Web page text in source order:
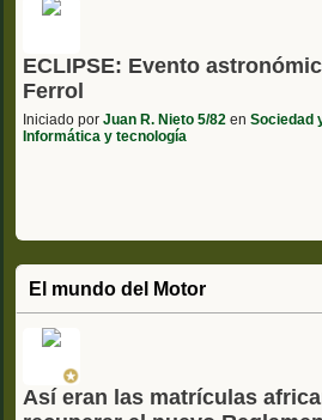
ECLIPSE: Evento
Ferrol
Iniciado por Juan R. Nieto 5/82 en Sociedad
Informática y tecnología
El mundo del Motor
Así eran las matrículas